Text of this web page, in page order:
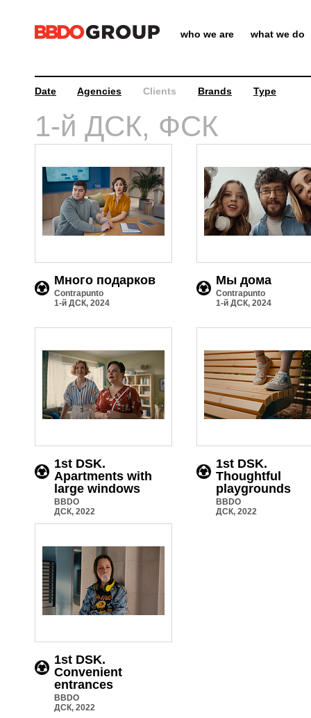
who we are what we do
Date Agencies Clients Brands Type
1-й ДСК, ФСК
Много подарков
Contrapunto
1-й ДСК, 2024
Мы дома
Contrapunto
1-й ДСК, 2024
1st DSK.
Apartments with
large windows
BBDO
ДСК, 2022
1st DSK.
Thoughtful
playgrounds
BBDO
ДСК, 2022
1st DSK.
Convenient
entrances
BBDO
ДСК, 2022